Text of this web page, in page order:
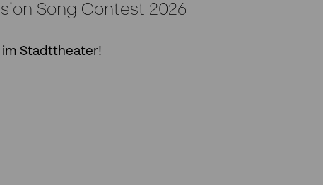
Song Contest 2026
im Stadttheater!